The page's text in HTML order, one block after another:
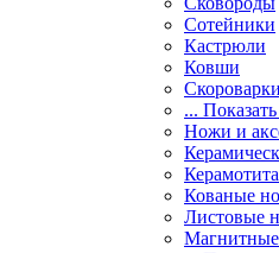
Сотейники
Кастрюли
Ковши
Скороварки
...
Ножи и
Кованые
Листовые
Магнитные